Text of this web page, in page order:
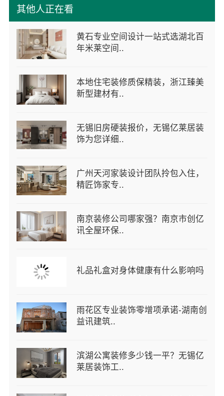
其他人正在看
黄石专业空间设计一站式选湖北百
年米莱空间..
本地住宅装修质保精装，浙江臻美
新型建材有..
无锡旧房硬装报价，无锡亿莱居装
饰为您详细..
广州天河家装设计团队拎包入住，
精匠饰家专..
南京装修公司哪家强？南京市创亿
讯全屋环保..
礼品礼盒对身体健康有什么影响吗
雨花区专业装饰零增项承诺-湖南创
益讯建筑..
滨湖公寓装修多少钱一平？无锡亿
莱居装饰工..